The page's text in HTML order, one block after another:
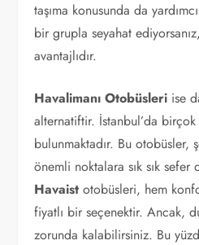
taşıma konusunda da
bir grupla seyahat
avantajlıdır.
Havalimanı Otobüsleri ise
alternatiftir. İstanbul’da birçok
bulunmaktadır. Bu otobüsler,
önemli noktalara sık sık
Havaist otobüsleri, hem
fiyatlı bir seçenektir. Ancak,
zorunda kalabilirsiniz. Bu